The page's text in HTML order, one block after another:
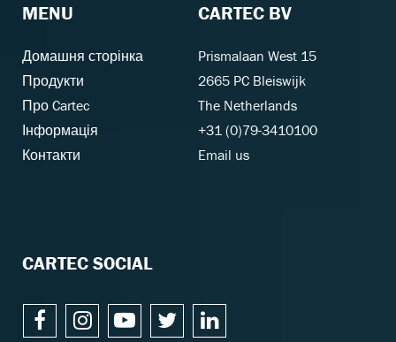
MENU
Домашня сторінка
Продукти
Про Cartec
Інформація
Контакти
CARTEC BV
Prismalaan West 15
2665 PC Bleiswijk
The Netherlands
+31 (0)79-3410100
Email us
CARTEC SOCIAL